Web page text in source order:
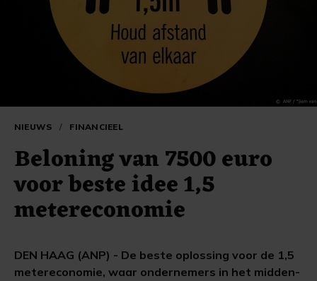
NIEUWS / FINANCIEEL
Beloning van 7500 euro
voor beste idee 1,5
metereconomie
DEN HAAG (ANP) - De beste oplossing voor de 1,5
metereconomie, waar ondernemers in het midden-